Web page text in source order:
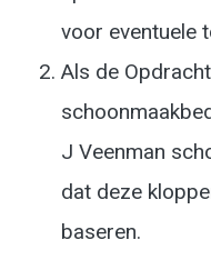
voor eventuele
Als de
J Veenman
dat deze
baseren.